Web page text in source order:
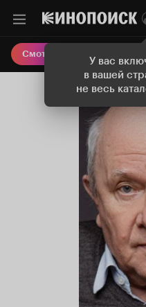
У вас
в вашей
не весь
Смотреть кино